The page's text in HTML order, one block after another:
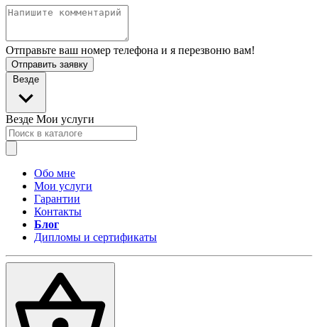
Отправьте ваш номер телефона и я перезвоню вам!
Отправить заявку
Везде
Везде Мои услуги
Обо мне
Мои услуги
Гарантии
Контакты
Блог
Дипломы и сертификаты